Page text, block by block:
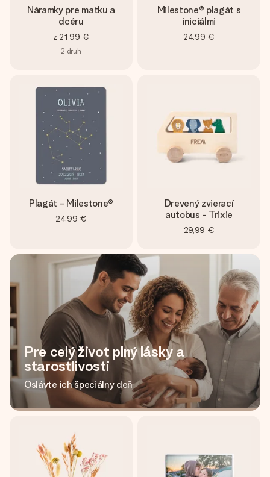
Náramky pre matku a
dcéru
z 21,99 €
2 druh
Milestone® plagát s
iniciálmi
24,99 €
Plagát - Milestone®
24,99 €
Drevený zvierací
autobus - Trixie
29,99 €
Pre celý život plný lásky a
starostlivosti
Oslávte ich špeciálny deň